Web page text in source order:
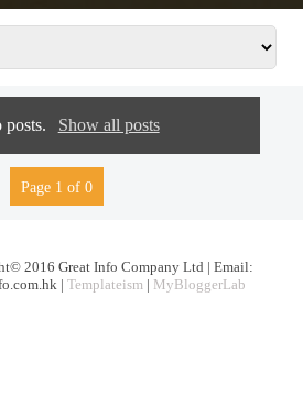
posts. Show all posts
Page 1 of 0
2016 Great Info Company Ltd | Email:
| Templateism | MyBloggerLab